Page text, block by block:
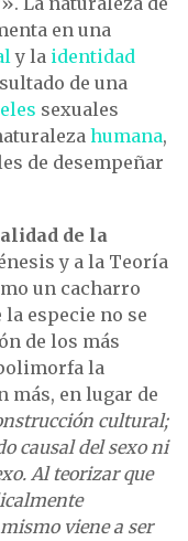
en una
y la identidad
de una
sexuales
humana,
de desempeñar
de la
y a la Teoría
un cacharro
especie no se
de los más
la
más, en lugar de
cultural;
causal del sexo ni
Al teorizar que
viene a ser